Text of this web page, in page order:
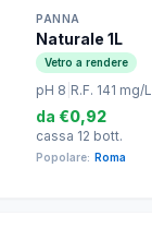
PANNA
Naturale 1L
Vetro a rendere
pH 8 R.F. 141 mg/L
da €0,92
cassa 12 bott.
Popolare: Roma